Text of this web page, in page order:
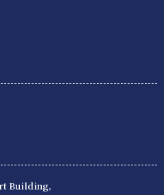
Building,